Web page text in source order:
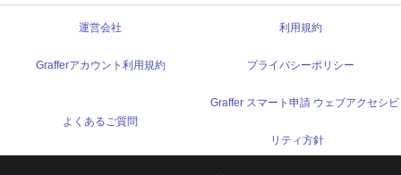
運営会社 利用規約
Grafferアカウント利用規約 プライバシーポリシー
よくあるご質問
Graffer スマート申請 ウェブアクセシビ
リティ方針